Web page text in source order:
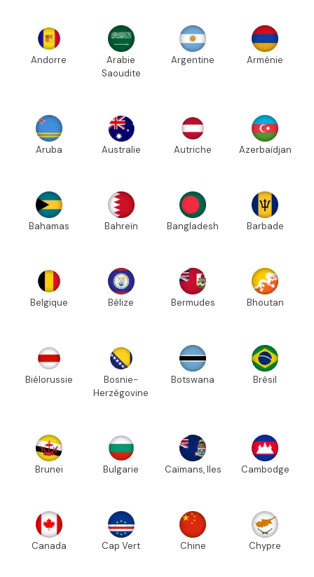
Andorre
Arabie
Saoudite
Argentine Arménie
Aruba Australie Autriche Azerbaïdjan
Bahamas Bahreïn Bangladesh Barbade
Belgique Bélize Bermudes Bhoutan
Biélorussie
Bosnie-
Herzégovine
Botswana Brésil
Brunei Bulgarie Caïmans, Iles Cambodge
Canada Cap Vert Chine Chypre